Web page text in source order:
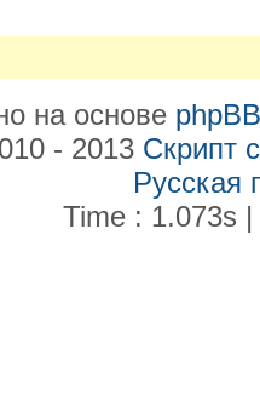
на основе phpBB
- 2013 Скрипт
Русская
Time : 1.073s